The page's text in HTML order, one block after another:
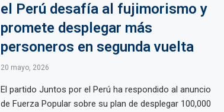
el Perú desafía al fujimorismo y
promete desplegar más
personeros en segunda vuelta
20 mayo, 2026
El partido Juntos por el Perú ha respondido al anuncio
de Fuerza Popular sobre su plan de desplegar 100,000